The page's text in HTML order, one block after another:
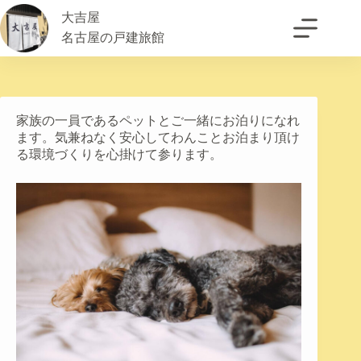
大吉屋
名古屋の戸建旅館
家族の一員であるペットとご一緒にお泊りになれ
ます。気兼ねなく安心してわんことお泊まり頂け
る環境づくりを心掛けて参ります。